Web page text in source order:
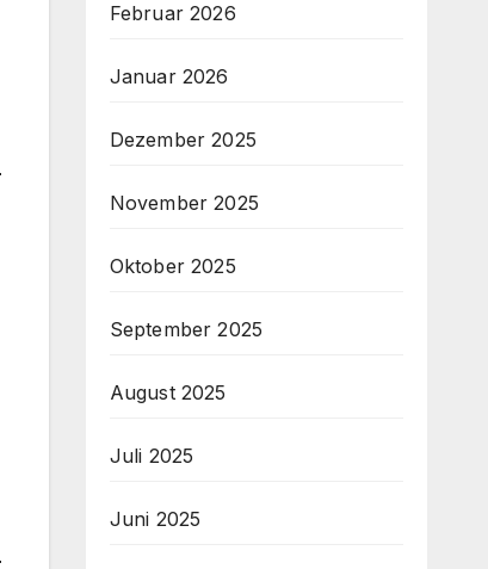
Februar 2026
Januar 2026
Dezember 2025
November 2025
Oktober 2025
September 2025
August 2025
Juli 2025
Juni 2025